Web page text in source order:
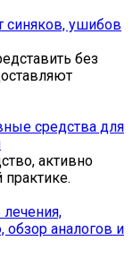
синяков, ушибов
без
средства для
активно
обзор аналогов и